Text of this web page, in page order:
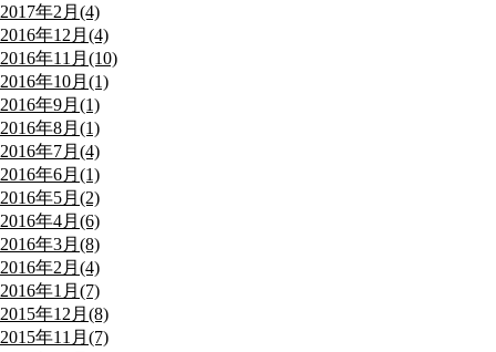
2017年2月(4)
2016年12月(4)
2016年11月(10)
2016年10月(1)
2016年9月(1)
2016年8月(1)
2016年7月(4)
2016年6月(1)
2016年5月(2)
2016年4月(6)
2016年3月(8)
2016年2月(4)
2016年1月(7)
2015年12月(8)
2015年11月(7)